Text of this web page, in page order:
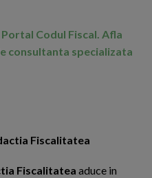
Codul Fiscal. Afla
consultanta specializata
Fiscalitatea
Fiscalitatea aduce in